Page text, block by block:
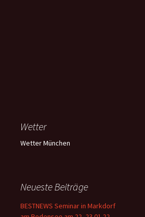
Wetter
Wetter München
Neueste Beiträge
BESTNEWS Seminar in Markdorf